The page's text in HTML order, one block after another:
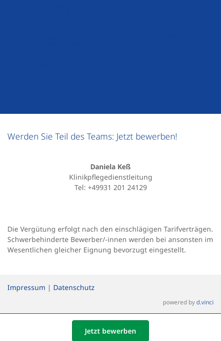
Werden Sie Teil des Teams: Jetzt bewerben!
Daniela Keß
Klinikpflegedienstleitung
Tel: +49931 201 24129
Die Vergütung erfolgt nach den einschlägigen Tarifverträgen.
Schwerbehinderte Bewerber/-innen werden bei ansonsten im
Wesentlichen gleicher Eignung bevorzugt eingestellt.
Jetzt bewerben
Impressum | Datenschutz
powered byd.vinci